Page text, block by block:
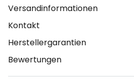
Versandinformationen
Kontakt
Herstellergarantien
Bewertungen